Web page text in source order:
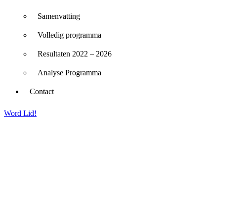
Samenvatting
Volledig programma
Resultaten 2022 – 2026
Analyse Programma
Contact
Word Lid!